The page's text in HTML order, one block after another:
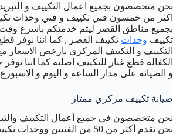
نحن متخصصون بجميع اعمال التكييف و
اكثر من خمسون فني تكييف و فني وحدات
بجميع مناطق القصر ليتم خدمتكم باسرع
تكييف وحدات تكييف القصر , كما اننا نوفر
التكييف و التكييف المركزي بارخص الاسعار
الكفاله قطع غيار للتكييف اصليه كما اننا
و الصيانه على مدار الساعه و اليوم و
صيانة تكييف مركزي ممتاز
نحن متخصصون في جميع أعمال التكييف
نحن نقدم أكثر من 50 من الفنيين